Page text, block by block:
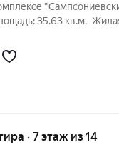
35.63 кв.м. -
на одну сторону. В
· 7 этаж из 14